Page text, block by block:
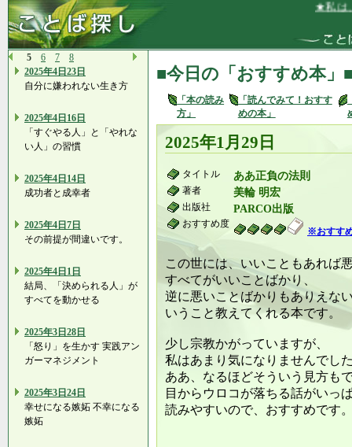
★私は、
5 6 7
8
2025年4日23日
自分に嫌われない生き方
2025年4日16日
「すぐやる人」と「やれな
い人」の習慣
2025年4日14日
成功者と成幸者
2025年4日7日
その前提が間違いです。
2025年4日1日
結局、「決められる人」が
すべてを動かせる
2025年3日28日
「怒り」を生かす 実践アン
ガーマネジメント
2025年3日24日
幸せになる嫉妬 不幸になる
嫉妬
■今日の「おすすめ本」
「本の読み
方」
「読んでみて！おすす
めの本」
2025年1月29日
タイトル ああ正負の法則
著者 美輪 明宏
出版社 PARCO出版
おすすめ度
※おすす
この世には、いいこともあれば
すべてがいいことばかり、
逆に悪いことばかりもありえな
いうこと教えてくれる本です。
少し宗教かがっていますが、
私はあまり気になりませんでし
ああ、なるほどそういう見方も
目からウロコが落ちる話がいっ
読みやすいので、おすすめです